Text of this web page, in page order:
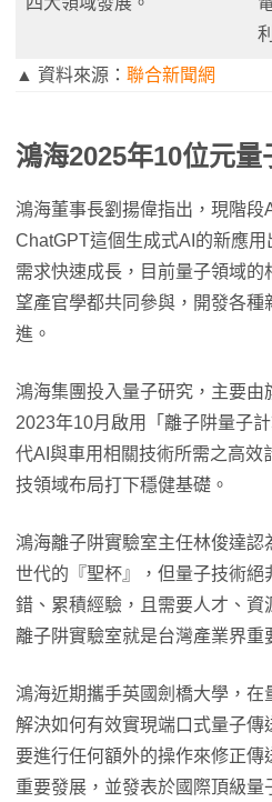
▲ 資料來源： 聯合新聞網
鴻海2025年10位元量
鴻海董事長劉揚偉指出，現階段
ChatGPT這個生成式AI的新應
需求快速成長，目前量子領域
望產官學都共同參與，開發各種
進。
鴻海集團投入量子研究，主要由
2023年10月啟用「離子阱量子
代AI與車用相關技術所需之高效
技領域布局打下穩健基礎。
鴻海離子阱實驗室主任林俊達認
世代的『聖杯』，但量子技術
錯、累積經驗，且需要人才、
離子阱實驗室就是台灣產業界重
鴻海近期攜手英國劍橋大學，在
解決如何有效實現端口式量子
要進行任何額外的操作來修正
重要發展，並發表於國際頂級量